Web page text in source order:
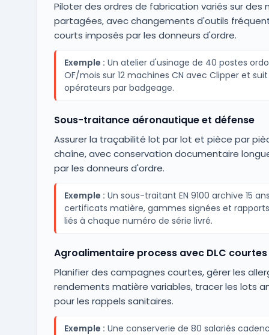
Piloter des ordres de fabrication variés sur des
partagées, avec changements d'outils
courts imposés par les donneurs d'ordre.
Exemple : Un atelier d'usinage de 40 postes
OF/mois sur 12 machines CN avec Clipper et
opérateurs par badgeage.
Sous-traitance aéronautique et défense
Assurer la traçabilité lot par lot et pièce par
chaîne, avec conservation documentaire
par les donneurs d'ordre.
Exemple : Un sous-traitant EN 9100 archive 15
certificats matière, gammes signées et
liés à chaque numéro de série livré.
Agroalimentaire process avec DLC courtes
Planifier des campagnes courtes, gérer les
rendements matière variables, tracer les lots
pour les rappels sanitaires.
Exemple : Une conserverie de 80 salariés